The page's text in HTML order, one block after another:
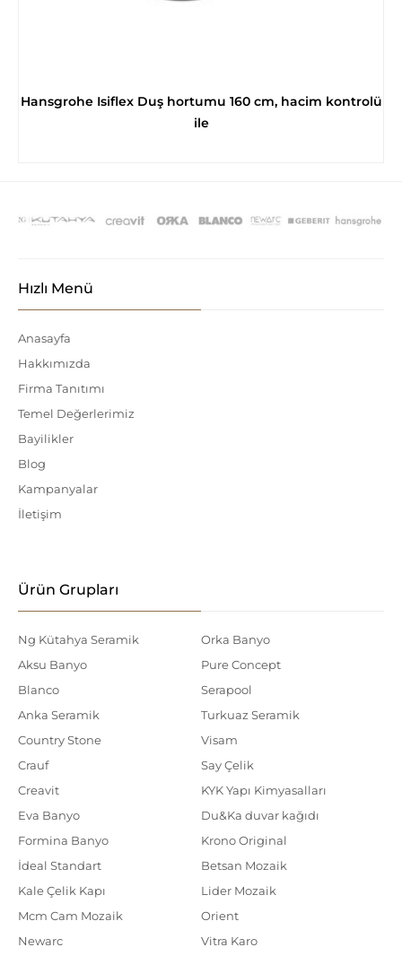
Hansgrohe Isiflex Duş hortumu 160 cm, hacim kontrolü
ile
Hızlı Menü
Anasayfa
Hakkımızda
Firma Tanıtımı
Temel Değerlerimiz
Bayilikler
Blog
Kampanyalar
İletişim
Ürün Grupları
Ng Kütahya Seramik
Aksu Banyo
Blanco
Anka Seramik
Country Stone
Crauf
Creavit
Eva Banyo
Formina Banyo
İdeal Standart
Kale Çelik Kapı
Mcm Cam Mozaik
Newarc
Orka Banyo
Pure Concept
Serapool
Turkuaz Seramik
Visam
Say Çelik
KYK Yapı Kimyasalları
Du&Ka duvar kağıdı
Krono Original
Betsan Mozaik
Lider Mozaik
Orient
Vitra Karo